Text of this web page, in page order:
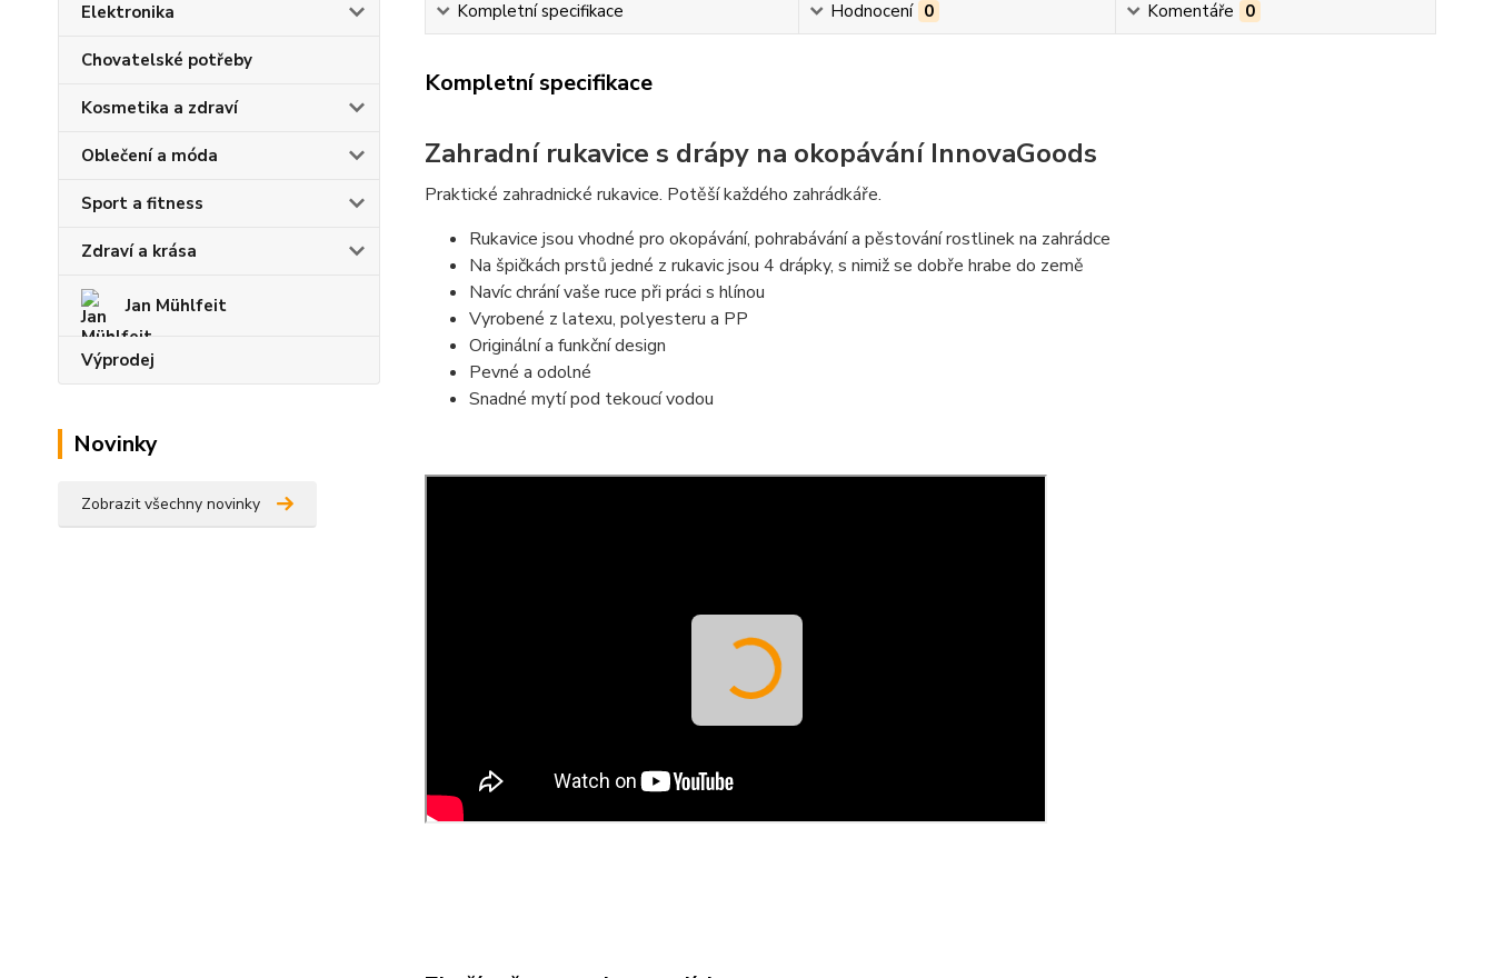
Elektronika
Chovatelské potřeby
Kosmetika a zdraví
Oblečení a móda
Sport a fitness
Zdraví a krása
Jan Mühlfeit
Výprodej
Novinky
Zobrazit všechny novinky
Kompletní specifikace Hodnocení 0 Komentáře 0
Kompletní specifikace
Zahradní rukavice s drápy na okopávání InnovaGoods
Praktické zahradnické rukavice. Potěší každého zahrádkáře.
Rukavice jsou vhodné pro okopávání, pohrabávání a pěstování rostlinek na zahrádce
Na špičkách prstů jedné z rukavic jsou 4 drápky, s nimiž se dobře hrabe do země
Navíc chrání vaše ruce při práci s hlínou
Vyrobené z latexu, polyesteru a PP
Originální a funkční design
Pevné a odolné
Snadné mytí pod tekoucí vodou